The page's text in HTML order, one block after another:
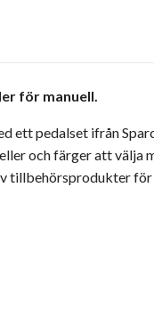
för manuell.
ett pedalset ifrån
och färger att välja
tillbehörsprodukter